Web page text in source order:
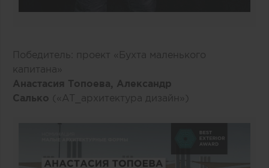
Победитель: проект «Бухта маленького
капитана»
Анастасия Топоева, Александр
Салько («AT_архитектура дизайн»)